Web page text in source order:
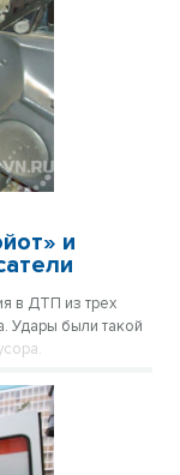
и
в ДТП из трех
Удары были такой